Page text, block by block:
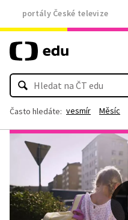
portály České televize
Často hledáte: vesmír Měsíc